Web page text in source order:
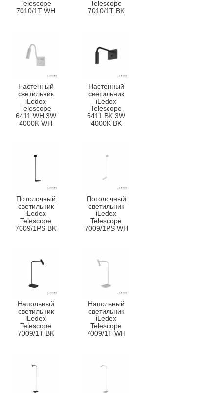
Telescope
7010/1T WH
Telescope
7010/1T BK
Настенный
светильник
iLedex
Telescope
6411 WH 3W
4000K WH
Настенный
светильник
iLedex
Telescope
6411 BK 3W
4000K BK
Потолочный
светильник
iLedex
Telescope
7009/1PS BK
Потолочный
светильник
iLedex
Telescope
7009/1PS WH
Напольный
светильник
iLedex
Telescope
7009/1T BK
Напольный
светильник
iLedex
Telescope
7009/1T WH